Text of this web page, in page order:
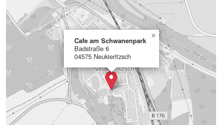
Cafe am Schwanenpark
Badstraße 6
04575 Neukieritzsch
×